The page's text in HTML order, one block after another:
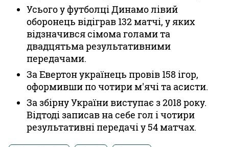
Усього у футболці Динамо лівий
оборонець відіграв 132 матчі, у яких
відзначився сімома голами та
двадцятьма результативними
передачами.
За Евертон українець провів 158 ігор,
оформивши по чотири м'ячі та асисти.
За збірну України виступає з 2018 року.
Відтоді записав на себе гол і чотири
результативні передачі у 54 матчах.